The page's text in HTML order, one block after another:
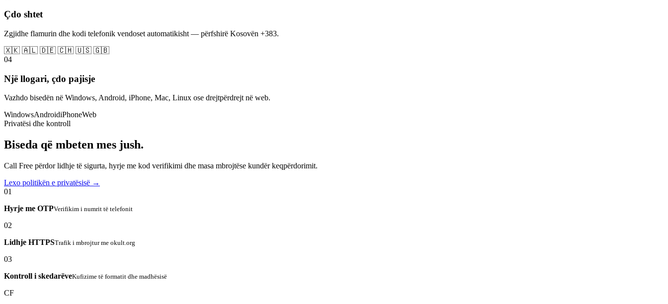
Çdo shtet
Zgjidhe flamurin dhe kodi telefonik vendoset automatikisht — përfshirë Kosovën +383.
🇽🇰 🇦🇱 🇩🇪 🇨🇭 🇺🇸 🇬🇧
04
Një llogari, çdo pajisje
Vazhdo bisedën në Windows, Android, iPhone, Mac, Linux ose drejtpërdrejt në web.
WindowsAndroidiPhoneWeb
Privatësi dhe kontroll
Biseda që mbeten mes jush.
Call Free përdor lidhje të sigurta, hyrje me kod verifikimi dhe masa mbrojtëse kundër keqpërdorimit.
Lexo politikën e privatësisë →
01
Hyrje me OTPVerifikim i numrit të telefonit
02
Lidhje HTTPSTrafik i mbrojtur me okult.org
03
Kontroll i skedarëveKufizime të formatit dhe madhësisë
CF